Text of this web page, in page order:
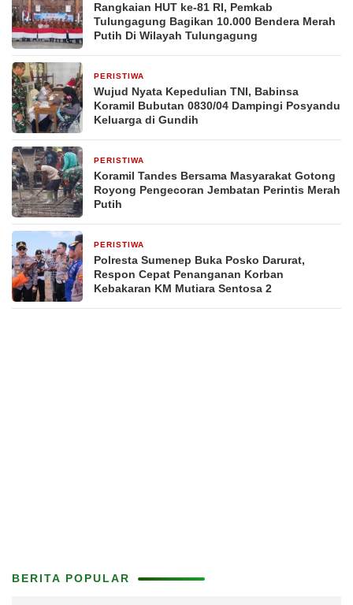
Rangkaian HUT ke-81 RI, Pemkab
Tulungagung Bagikan 10.000 Bendera Merah
Putih Di Wilayah Tulungagung
PERISTIWA
Wujud Nyata Kepedulian TNI, Babinsa
Koramil Bubutan 0830/04 Dampingi Posyandu
Keluarga di Gundih
PERISTIWA
Koramil Tandes Bersama Masyarakat Gotong
Royong Pengecoran Jembatan Perintis Merah
Putih
PERISTIWA
Polresta Sumenep Buka Posko Darurat,
Respon Cepat Penanganan Korban
Kebakaran KM Mutiara Sentosa 2
BERITA POPULAR